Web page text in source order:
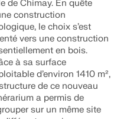
l’API
de Chimay. En quête
construction
le choix s’est
vers une construction
en bois.
à sa surface
d’environ 1410 m²,
de ce nouveau
a permis de
sur un même site